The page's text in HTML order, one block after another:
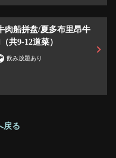
肉船拼盘/夏多布里昂牛
共9-12道菜）
飲み放題あり
戻る
ェアする
場 ミキスケ 小伝馬
1F